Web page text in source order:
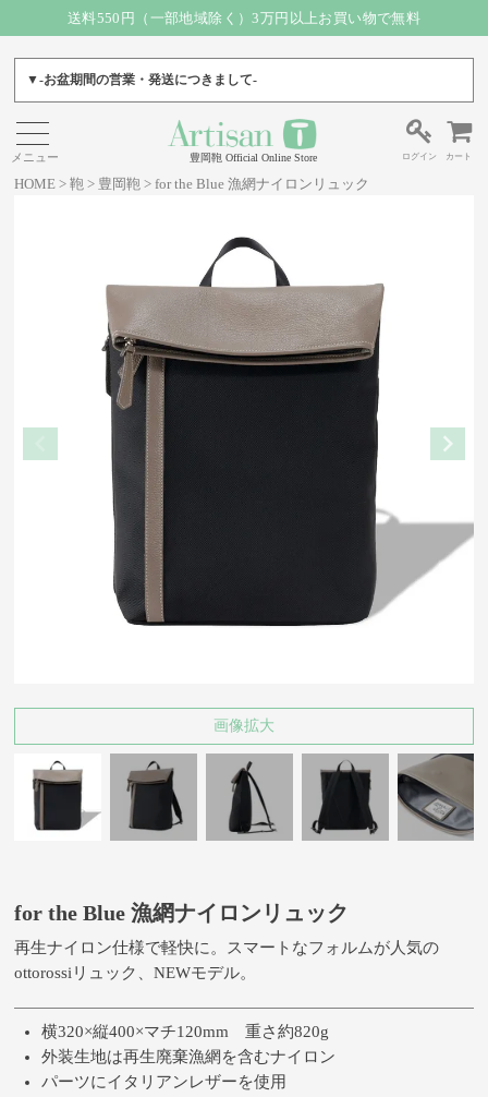
送料550円（一部地域除く）3万円以上お買い物で無料
▼-お盆期間の営業・発送につきまして-
豊岡鞄 Official Online Store ログイン カート
HOME 鞄 豊岡鞄 for the Blue 漁網ナイロンリュック
画像拡大
for the Blue 漁網ナイロンリュック
再生ナイロン仕様で軽快に。スマートなフォルムが人気の
ottorossiリュック、NEWモデル。
横320×縦400×マチ120mm 重さ約820g
外装生地は再生廃棄漁網を含むナイロン
パーツにイタリアンレザーを使用